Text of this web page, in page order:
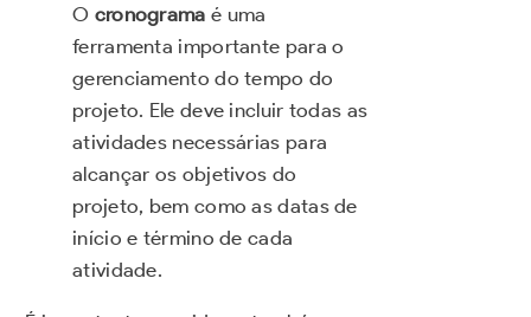
O cronograma é uma
ferramenta importante para o
gerenciamento do tempo do
projeto. Ele deve incluir todas as
atividades necessárias para
alcançar os objetivos do
projeto, bem como as datas de
início e término de cada
atividade.